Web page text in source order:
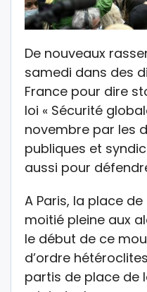
De nouveaux
samedi dans des
France pour dire
loi « Sécurité
novembre par les
publiques et
aussi pour
A Paris, la place
moitié pleine aux
le début de ce
d’ordre
partis de place de